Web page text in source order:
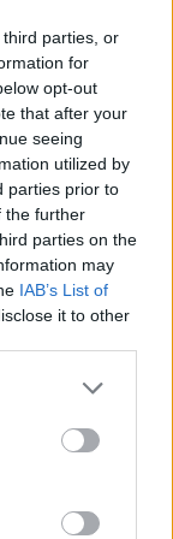
parties, or
for
opt-out
that after your
seeing
utilized by
parties prior to
the further
parties on the
may
IAB’s List of
it to other
more Google
may click to
party tags to
below Google
társasága
–
egyébként a
ami
de
a
tagokkal
Balassa
Károly,
Elek,
nem
modernség
nem
az
után jöttek